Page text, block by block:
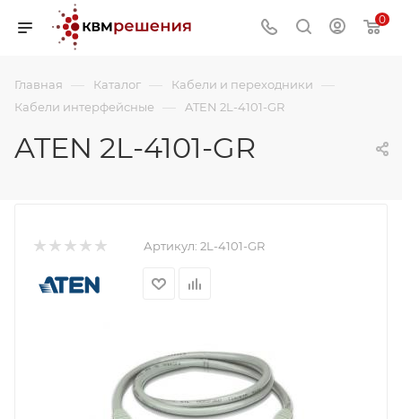
0
Главная — Каталог — Кабели и переходники —
Кабели интерфейсные — ATEN 2L-4101-GR
ATEN 2L-4101-GR
Артикул: 2L-4101-GR